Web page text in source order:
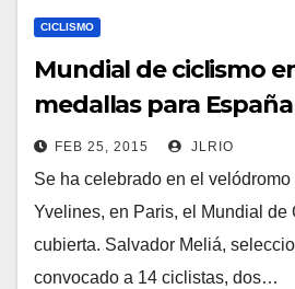
CICLISMO
Mundial de ciclismo
medallas para España
FEB 25, 2015 JLRIO
Se ha celebrado en el
Yvelines, en Paris, el Mundial de
cubierta. Salvador Meliá,
convocado a 14 ciclistas, dos…